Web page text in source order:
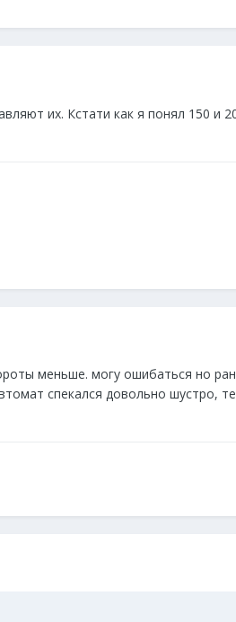
их. Кстати как я понял 150 и
меньше. могу ошибаться но
спекался довольно шустро,